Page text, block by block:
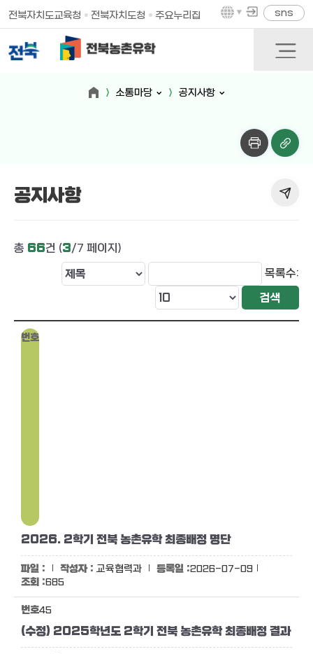
전북자치도교육청 전북자치도청 주요누리집 sns
소통마당 공지사항
공지사항
총 66건 (3/7 페이지)
목록수:
2026. 2학기 전북 농촌유학 최종배정 명단
교육협력과
2026-07-09
685
45
(수정) 2025학년도 2학기 전북 농촌유학 최종배정 결과